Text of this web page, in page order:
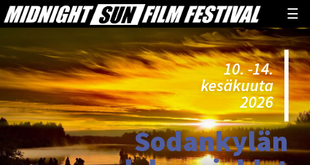
☰
10. -14.
kesäkuuta
2026
Sodankylän